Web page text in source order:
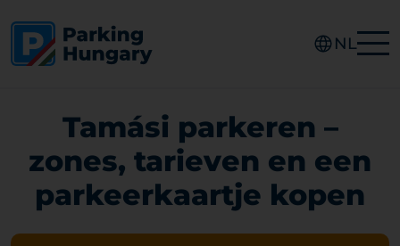
NL
Tamási parkeren –
zones, tarieven en een
parkeerkaartje kopen